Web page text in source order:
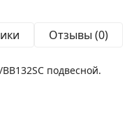
Отзывы (0)
подвесной.